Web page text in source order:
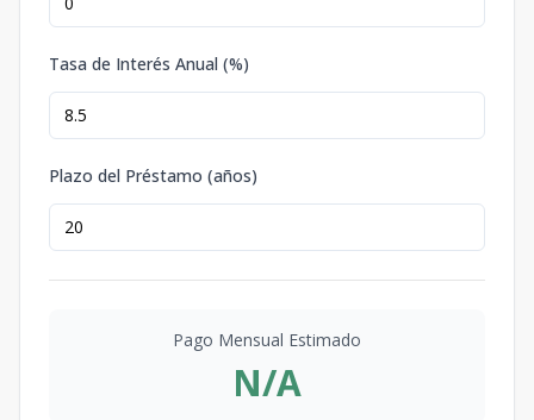
Tasa de Interés Anual (%)
Plazo del Préstamo (años)
Pago Mensual Estimado
N/A